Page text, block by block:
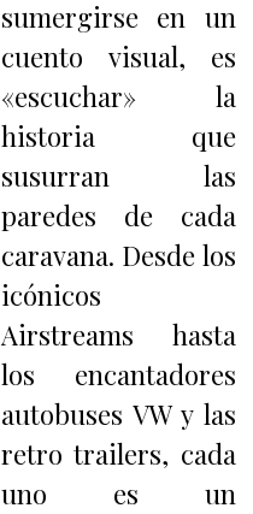
sumergirse en un
cuento visual, es
«escuchar» la
historia que
susurran las
paredes de cada
caravana. Desde los
icónicos
Airstreams hasta
los encantadores
autobuses VW y las
retro trailers, cada
uno es un